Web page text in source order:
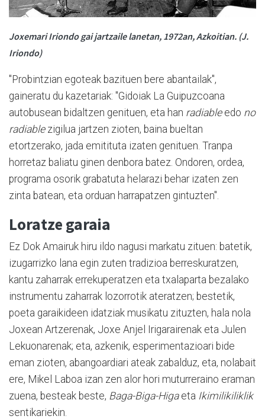
Joxemari Iriondo gai jartzaile lanetan, 1972an, Azkoitian. (J.
Iriondo)
"Probintzian egoteak bazituen bere abantailak",
gaineratu du kazetariak: "Gidoiak La Guipuzcoana
autobusean bidaltzen genituen, eta han radiableedo no
radiablezigilua jartzen zioten, baina bueltan
etortzerako, jada emitituta izaten genituen. Tranpa
horretaz baliatu ginen denbora batez. Ondoren, ordea,
programa osorik grabatuta helarazi behar izaten zen
zinta batean, eta orduan harrapatzen gintuzten".
Loratze garaia
Ez Dok Amairuk hiru ildo nagusi markatu zituen: batetik,
izugarrizko lana egin zuten tradizioa berreskuratzen,
kantu zaharrak errekuperatzen eta txalaparta bezalako
instrumentu zaharrak lozorrotik ateratzen; bestetik,
poeta garaikideen idatziak musikatu zituzten, hala nola
Joxean Artzerenak, Joxe Anjel Irigarairenak eta Julen
Lekuonarenak; eta, azkenik, esperimentazioari bide
eman zioten, abangoardiari ateak zabalduz, eta, nolabait
ere, Mikel Laboa izan zen alor hori muturreraino eraman
zuena, besteak beste, Baga-Biga-Higaeta Ikimilikiliklik
sentikariekin.